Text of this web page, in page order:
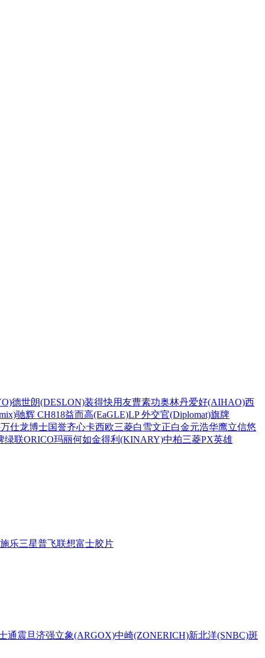
德世朗(DESLON)装得快用友曹素功奥林丹爱好(AIHAO)西
驰辉 CH818益而高(EaGLE)LP 外交官(Diplomat)旗牌
万仕龙博士国誉齐心卡西欧三菱白雪文正白金元浩华鹰立信悠
绿联ORICO玛丽何如金得利(KINARY)中柏三菱PX英雄
乐三星普飞联想富士胶片
通震旦济强立象(ARGOX)中崎(ZONERICH)新北洋(SNBC)斑